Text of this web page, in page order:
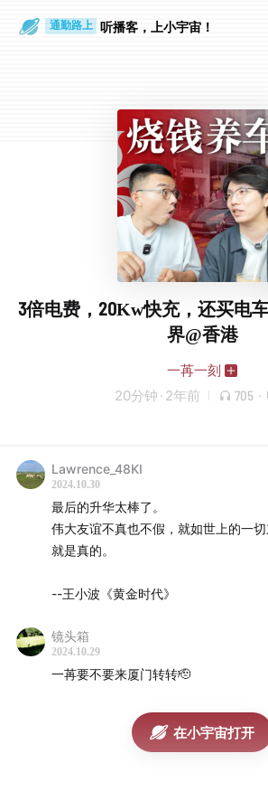
通勤路上 听播客，上小宇宙！
3倍电费，20Kw快充，还买电
界@香港
一苒一刻
20分钟 · 2年前 705 ·
Lawrence_48KI
2024.10.30
最后的升华太棒了。
伟大友谊不真也不假，就如世上的一切
就是真的。
--王小波《黄金时代》
镜头箱
2024.10.29
一苒要不要来厦门转转🫡
在小宇宙打开